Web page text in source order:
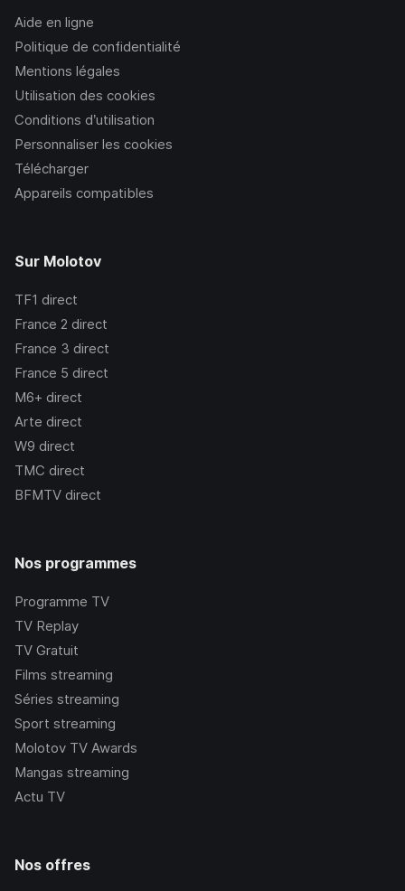
Aide en ligne
Politique de confidentialité
Mentions légales
Utilisation des cookies
Conditions d’utilisation
Personnaliser les cookies
Télécharger
Appareils compatibles
Sur Molotov
TF1 direct
France 2 direct
France 3 direct
France 5 direct
M6+ direct
Arte direct
W9 direct
TMC direct
BFMTV direct
Nos programmes
Programme TV
TV Replay
TV Gratuit
Films streaming
Séries streaming
Sport streaming
Molotov TV Awards
Mangas streaming
Actu TV
Nos offres